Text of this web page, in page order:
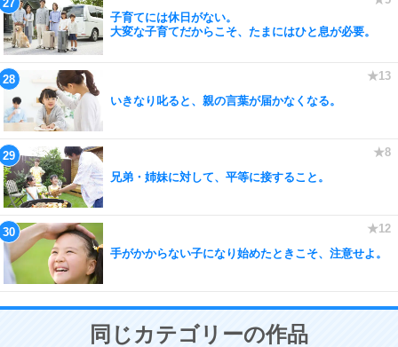
子育てには休日がない。
大変な子育てだからこそ、たまにはひと息が必要。
いきなり叱ると、親の言葉が届かなくなる。
兄弟・姉妹に対して、平等に接すること。
手がかからない子になり始めたときこそ、注意せよ。
同じカテゴリーの作品